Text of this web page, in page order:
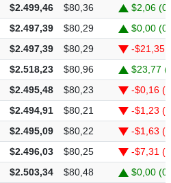
$2.499,46 $80,36
$2,06
$2.497,39 $80,29
$0,00
$2.497,39 $80,29
-$21,35
$2.518,23 $80,96
$23,77
$2.495,48 $80,23
-$0,16 (-
$2.494,91 $80,21
-$1,23 (-
$2.495,09 $80,22
-$1,63 (-
$2.496,03 $80,25
-$7,31 (-
$2.503,34 $80,48
$0,00